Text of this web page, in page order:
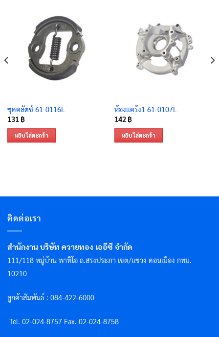
ชุดคลัตช์ 61-0116L
131 ฿
หยิบใส่ตะกร้า
ห้องแคร้ง1 61-0107L
142 ฿
หยิบใส่ตะกร้า
ติดต่อเรา
สำนักงาน บริษัท ควายทอง เออีซี จำกัด
111/118 หมู่บ้าน พาทิโอ ถ.สรงประภา เขต/แขวง ดอนเมือง กทม.
10210
ลูกค้าสัมพันธ์ : 084-422-6000
Tel. 02-024-8757 Fax. 02-024-8758